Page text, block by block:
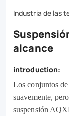
and
for
multi-
cable
Industria de las
alcance
introduction:
Los conjuntos de
suavemente,
suspensión